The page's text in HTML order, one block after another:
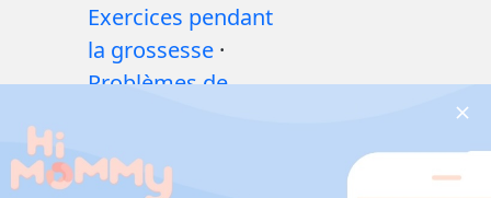
Exercices pendant
la grossesse ·
Problèmes de
Médicaments